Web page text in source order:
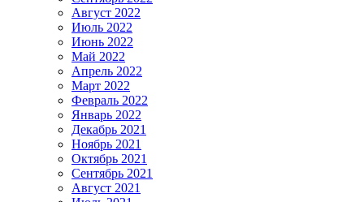
Август 2022
Июль 2022
Июнь 2022
Май 2022
Апрель 2022
Март 2022
Февраль 2022
Январь 2022
Декабрь 2021
Ноябрь 2021
Октябрь 2021
Сентябрь 2021
Август 2021